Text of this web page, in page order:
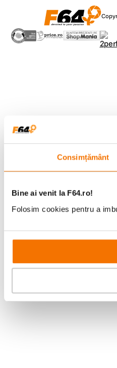
Consimțământ
Bine ai venit la F64.ro!
Folosim cookies pentru a